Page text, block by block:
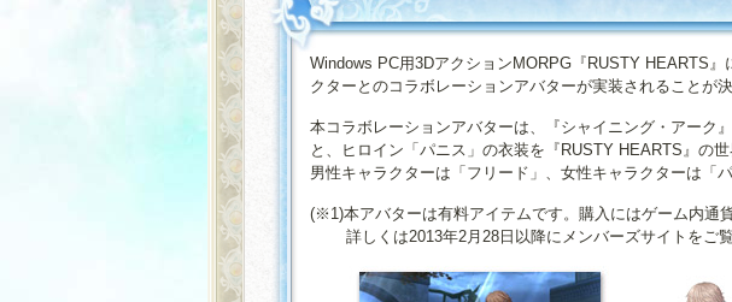
Windows PC用3DアクションMORPG『RUSTY HEARTS
クターとのコラボレーションアバターが実装されることが決
本コラボレーションアバターは、『シャイニング・アーク
と、ヒロイン「パニス」の衣装を『RUSTY HEARTS』の世
男性キャラクターは「フリード」、女性キャラクターは「
(※1)本アバターは有料アイテムです。購入にはゲーム内通
詳しくは2013年2月28日以降にメンバーズサイトをご覧